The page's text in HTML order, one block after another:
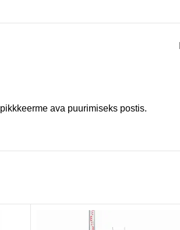
pikkkeerme ava puurimiseks postis.